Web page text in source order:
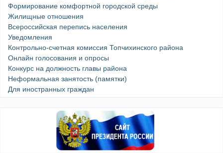
Формирование комфортной городской среды
Жилищные отношения
Всероссийская перепись населения
Уведомления
Контрольно-счетная комиссия Топчихинского района
Онлайн голосования и опросы
Конкурс на должность главы района
Неформальная занятость (памятки)
Для иностранных граждан